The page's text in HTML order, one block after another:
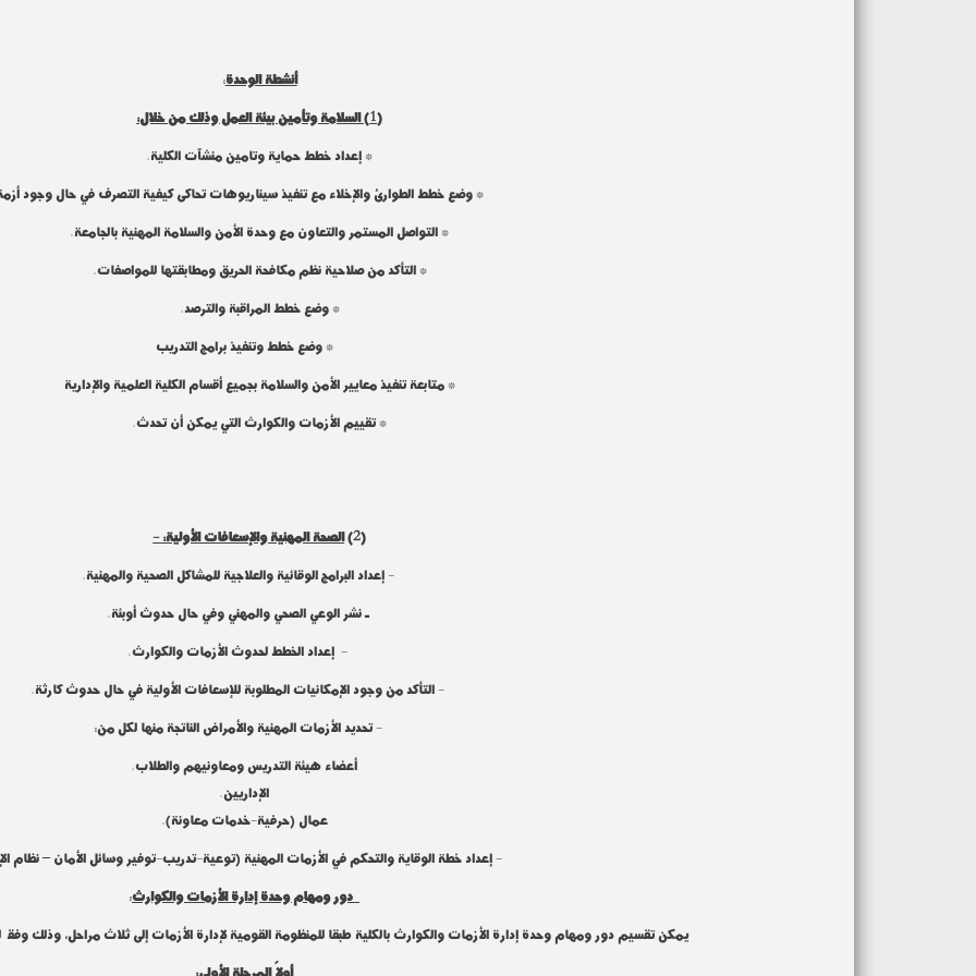
أنشطة الوحدة:
(1) السلامة وتأمين بيئة العمل وذلك من خلال:
* إعداد خطط حماية وتامين منشآت الكلية.
* وضع خطط الطوارئ والإخلاء مع تنفيذ سيناريوهات تحاكى كيفية التصرف في حال وجود
* التواصل المستمر والتعاون مع وحدة الأمن والسلامة المهنية بالجامعة.
* التأكد من صلاحية نظم مكافحة الحريق ومطابقتها للمواصفات.
* وضع خطط المراقبة والترصد.
* وضع خطط وتنفيذ برامج التدريب
* متابعة تنفيذ معايير الأمن والسلامة بجميع أقسام الكلية العلمية والإدارية
* تقييم الأزمات والكوارث التي يمكن أن تحدث.
(2)
الصحة المهنية والإسعافات الأولية: -
- إعداد البرامج الوقائية والعلاجية للمشاكل الصحية والمهنية.
ـ نشر الوعي الصحي والمهني وفي حال حدوث أوبئة.
- إعداد الخطط لحدوث الأزمات والكوارث.
- التأكد من وجود الإمكانيات المطلوبة للإسعافات الأولية في حال حدوث كارثة.
- تحديد الأزمات المهنية والأمراض الناتجة منها لكل من:
أعضاء هيئة التدريس ومعاونيهم والطلاب.
الإداريين.
عمال (حرفية-خدمات معاونة).
- إعداد خطة الوقاية والتحكم في الأزمات المهنية (توعية-تدريب-توفير وسائل الأمان – نظام
دور ومهام وحدة إدارة الأزمات والكوارث:
يمكن تقسيم دور ومهام وحدة إدارة الأزمات والكوارث بالكلية طبقا للمنظومة القومية لإدارة الأزمات إلى ثلاث مراحل، وذلك وفقاً